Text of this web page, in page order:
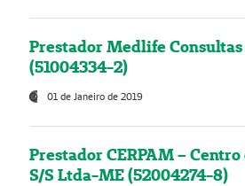
Prestador Medlife
(51004334-2)
01 de Janeiro de 2019
Prestador CERPAM –
S/S Ltda-ME (52004274-8)